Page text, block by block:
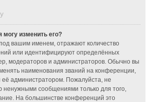
могу изменить его?
вашим именем, отражают количество
или идентифицируют определённых
модераторов и администраторов. Обычно вы
наименования званий на конференции,
её администратором. Пожалуйста, не
сообщениями только для того,
На большинстве конференций это